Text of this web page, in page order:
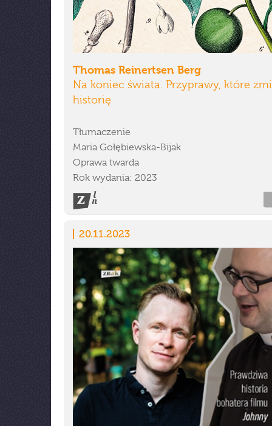
Thomas Reinertsen Berg
Na koniec świata. Przyprawy, które
historię
Tłumaczenie
Maria Gołębiewska-Bijak
Oprawa twarda
Rok wydania: 2023
20.11.2023